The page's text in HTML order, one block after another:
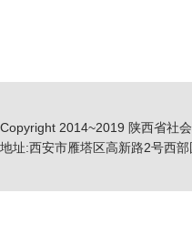
Copyright 2014~2019 陕西省社
地址:西安市雁塔区高新路2号西